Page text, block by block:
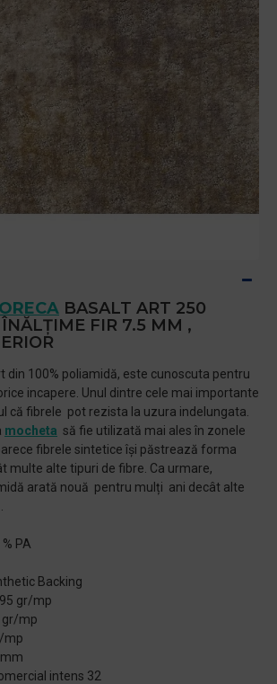
BASALT ART 250
FIR 7.5 MM ,
din 100% poliamidă, este cunoscuta pentru
incapere. Unul dintre cele mai importante
că fibrele pot rezista la uzura indelungata.
mocheta să fie utilizată mai ales în zonele
fibrele sintetice își păstrează forma
multe alte tipuri de fibre. Ca urmare,
arată nouă pentru mulți ani decât alte
PA
Backing
gr/mp
gr/mp
mp
intens 32